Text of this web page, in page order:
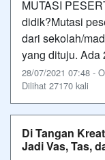
MUTASI
didik?Mutasi
dari sekolah/
yang dituju. Ada
28/07/2021 07:48 -
Dilihat 27170 kali
Di Tangan
Jadi Vas, Tas,